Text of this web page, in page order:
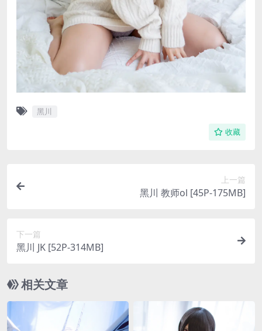
黑川
收藏
上一篇
黑川 教师ol [45P-175MB]
下一篇
黑川 JK [52P-314MB]
相关文章